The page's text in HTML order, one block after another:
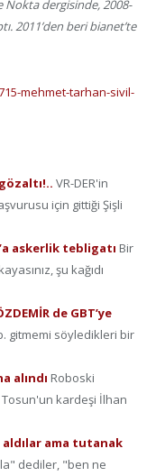
Nokta dergisinde, 2008-
2011’den beri bianet’te
mehmet-tarhan-sivil-
VR-DER'in
için gittiği Şişli
askerlik tebligatı Bir
şu kağıdı
de GBT’ye
gitmemi söyledikleri bir
alındı Roboski
Tosun'un kardeşi İlhan
aldılar ama tutanak
dediler, "ben ne